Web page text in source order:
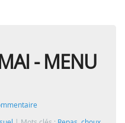
- MENU